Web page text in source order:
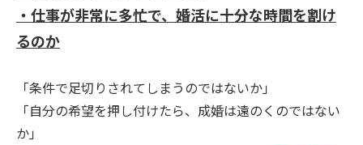
・仕事が非常に多忙で、婚活に十分な時間を割け
るのか
「条件で足切りされてしまうのではないか」
「自分の希望を押し付けたら、成婚は遠のくのではない
か」